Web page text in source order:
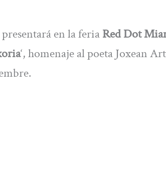
en la feriaRed Dot
‘, homenaje al poeta Joxean